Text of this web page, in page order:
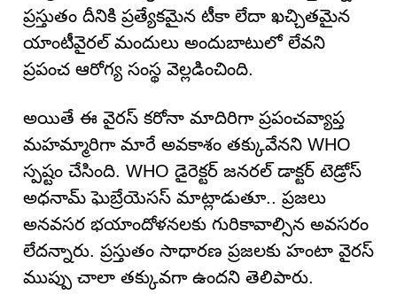
ప్రస్తుతం దీనికి ప్రత్యేకమైన టీకా లేదా ఖచ్చితమైన
యాంటీవైరల్ మందులు అందుబాటులో లేవని
ప్రపంచ ఆరోగ్య సంస్థ వెల్లడించింది.
అయితే ఈ వైరస్ కరోనా మాదిరిగా ప్రపంచవ్యాప్త
మహమ్మారిగా మారే అవకాశం తక్కువేనని WHO
స్పష్టం చేసింది. WHO డైరెక్టర్ జనరల్ డాక్టర్ టెడ్రోస్
అధనామ్ ఘెబ్రేయెసస్ మాట్లాడుతూ.. ప్రజలు
అనవసర భయాందోళనలకు గురికావాల్సిన అవసరం
లేదన్నారు. ప్రస్తుతం సాధారణ ప్రజలకు హంటా వైరస్
ముప్పు చాలా తక్కువగా ఉందని తెలిపారు.